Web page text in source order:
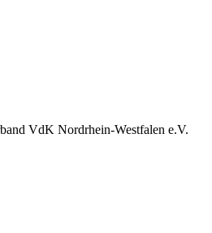
VdK Nordrhein-Westfalen e.V.